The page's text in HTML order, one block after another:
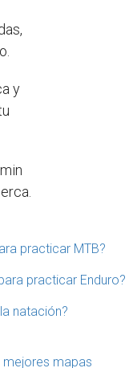
y
practicar MTB?
practicar Enduro?
natación?
mejores mapas